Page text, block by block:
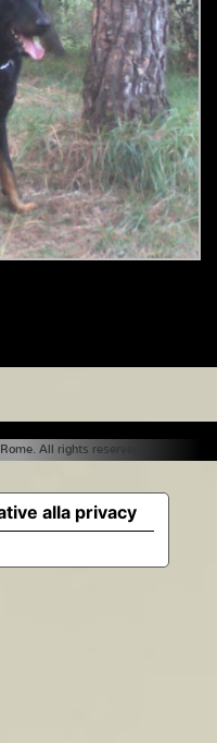
All rights reserved. |
alla privacy